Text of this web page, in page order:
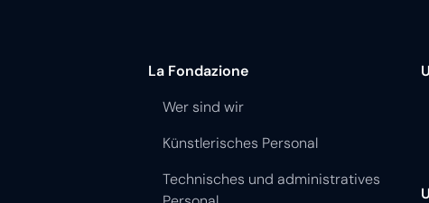
Wer sind wir
Künstlerisches Personal
Technisches und administratives
Kontaktieren Sie uns